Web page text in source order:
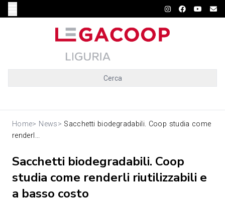
Cerca
Home> News> Sacchetti biodegradabili. Coop studia come
renderl...
Sacchetti biodegradabili. Coop
studia come renderli riutilizzabili e
a basso costo